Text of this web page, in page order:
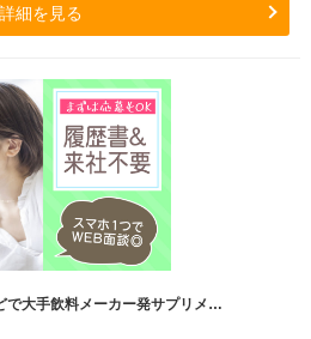
詳細を見る
で大手飲料メーカー発サプリメ…